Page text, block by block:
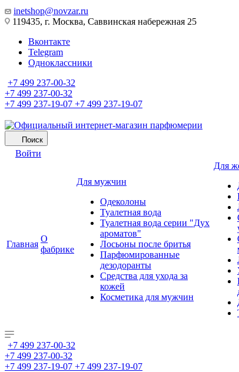
inetshop@novzar.ru
119435, г. Москва, Саввинская набережная 25
Вконтакте
Telegram
Одноклассники
+7 499 237-00-32
+7 499 237-00-32
+7 499 237-19-07 +7 499 237-19-07
Поиск
Войти
Главная
О
фабрике
Для мужчин
Одеколоны
Туалетная вода
Туалетная вода серии "Дух
ароматов"
Лосьоны после бритья
Парфюмированные
дезодоранты
Средства для ухода за
кожей
Косметика для мужчин
Для
+7 499 237-00-32
+7 499 237-00-32
+7 499 237-19-07 +7 499 237-19-07